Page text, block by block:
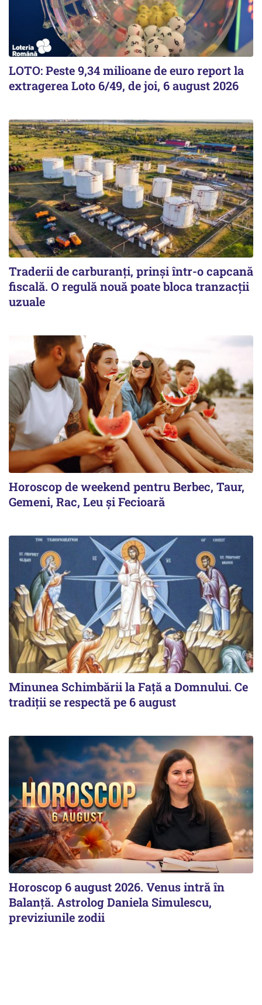
LOTO: Peste 9,34 milioane de euro report la
extragerea Loto 6/49, de joi, 6 august 2026
Traderii de carburanți, prinși într-o capcană
fiscală. O regulă nouă poate bloca tranzacții
uzuale
Horoscop de weekend pentru Berbec, Taur,
Gemeni, Rac, Leu și Fecioară
Minunea Schimbării la Față a Domnului. Ce
tradiții se respectă pe 6 august
Horoscop 6 august 2026. Venus intră în
Balanță. Astrolog Daniela Simulescu,
previziunile zodii